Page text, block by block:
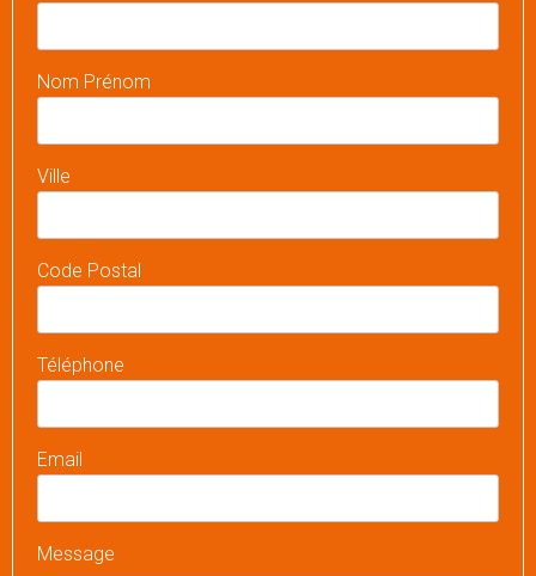
Nom Prénom
Ville
Code Postal
Téléphone
Email
Message